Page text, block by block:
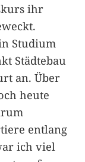
ihr
Studium
Städtebau
an. Über
heute
entlang
ich viel